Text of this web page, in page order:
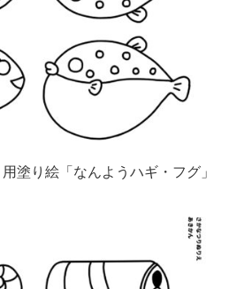
塗り絵「なんようハギ・フグ」